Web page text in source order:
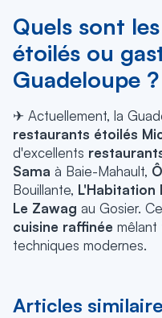
Quels sont
étoilés ou
Guadeloupe ?
✈ Actuellement, la
restaurants étoilés
d'excellents
Sama à Baie-Mahault,
Bouillante, L'Habitation
Le Zawag au Gosier.
cuisine raffinée mêlant
techniques modernes.
Articles